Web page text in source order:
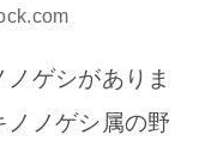
ゲシがありま
ノゲシ属の野